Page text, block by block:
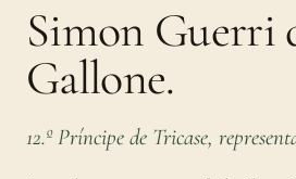
Simon Guerri
Gallone.
12.º Príncipe de Tricase,